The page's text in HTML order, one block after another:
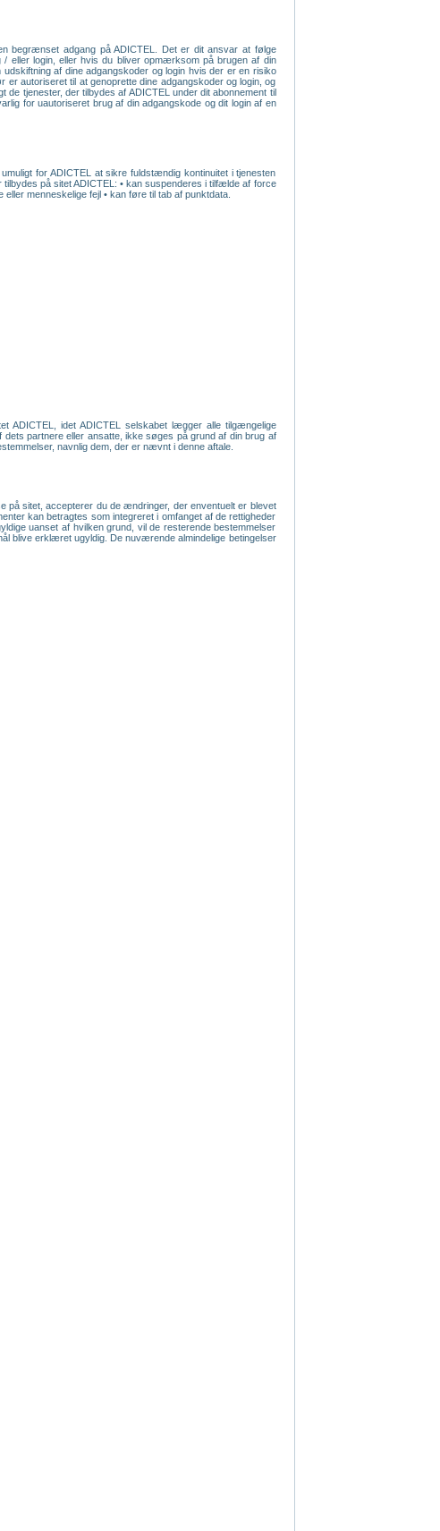
begrænset adgang på ADICTEL. Det er dit ansvar at følge
eller login, eller hvis du bliver opmærksom på brugen af din
af dine adgangskoder og login hvis der er en risiko
autoriseret til at genoprette dine adgangskoder og login, og
tjenester, der tilbydes af ADICTEL under dit abonnement til
for uautoriseret brug af din adgangskode og dit login af en
for ADICTEL at sikre fuldstændig kontinuitet i tjenesten
på sitet ADICTEL: • kan suspenderes i tilfælde af force
menneskelige fejl • kan føre til tab af punktdata.
ADICTEL, idet ADICTEL selskabet lægger alle tilgængelige
partnere eller ansatte, ikke søges på grund af din brug af
navnlig dem, der er nævnt i denne aftale.
på sitet, accepterer du de ændringer, der enventuelt er blevet
kan betragtes som integreret i omfanget af de rettigheder
uanset af hvilken grund, vil de resterende bestemmelser
blive erklæret ugyldig. De nuværende almindelige betingelser